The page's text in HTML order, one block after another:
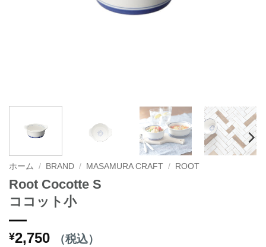
ホーム / BRAND / MASAMURA CRAFT / ROOT
Root Cocotte S
ココット小
¥2,750 （税込）